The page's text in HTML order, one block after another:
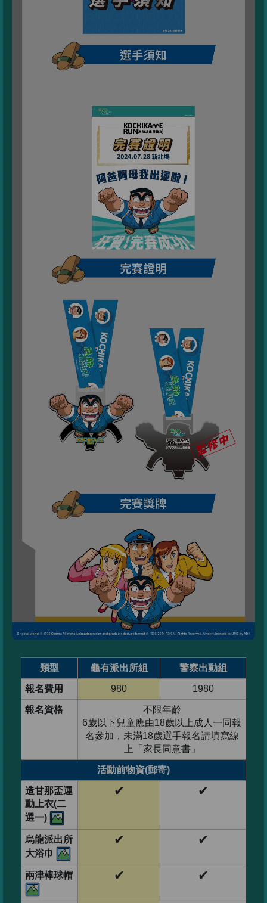
類型 龜有派出所組 警察出動組
報名費用 980 1980
報名資格
不限年齡
6歲以下兒童應由18歲以上成人一同報
名參加，未滿18歲選手報名請填寫線
上「家長同意書」
活動前物資(郵寄)
造甘那盃運
動上衣(二
選一)
✔ ✔
烏龍派出所
大浴巾
✔ ✔
兩津棒球帽 ✔ ✔